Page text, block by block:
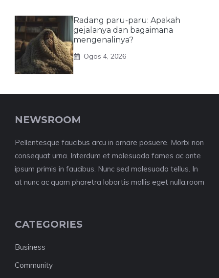
Radang paru-paru: Apakah
gejalanya dan bagaimana
mengenalinya?
Ogos 4, 2026
NEWSROOM
Pellentesque faucibus arcu in ornare posuere. Morbi non
consequat urna. Interdum et malesuada fames ac ante
ipsum primis in faucibus. Nunc sed malesuada tellus. In
at nunc ac quam pharetra lobortis mollis eget nulla.room
CATEGORIES
Business
Community